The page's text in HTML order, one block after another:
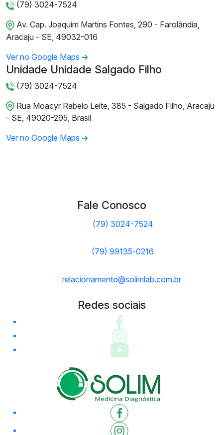
(79) 3024-7524
Av. Cap. Joaquim Martins Fontes, 290 - Farolândia,
Aracaju - SE, 49032-016
Ver no Google Maps
Unidade Unidade Salgado Filho
(79) 3024-7524
Rua Moacyr Rabelo Leite, 385 - Salgado Filho, Aracaju
- SE, 49020-295, Brasil
Ver no Google Maps
Fale Conosco
(79) 3024-7524
(79) 99135-0216
relacionamento@solimlab.com.br
Redes sociais